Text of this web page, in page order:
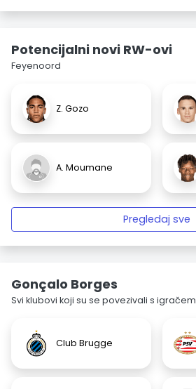
Potencijalni novi RW-ovi
Feyenoord
Z. Gozo
A. Moumane
Pregledaj sve
Gonçalo Borges
Svi klubovi koji su se povezivali s igračem
Club Brugge